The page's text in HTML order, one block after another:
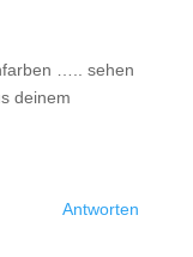
….. sehen
deinem
Antworten